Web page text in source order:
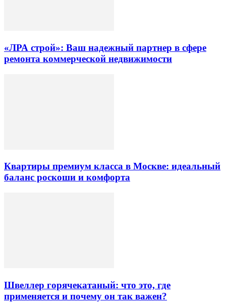
«ЛРА строй»: Ваш надежный партнер в сфере
ремонта коммерческой недвижимости
Квартиры премиум класса в Москве: идеальный
баланс роскоши и комфорта
Швеллер горячекатаный: что это, где
применяется и почему он так важен?